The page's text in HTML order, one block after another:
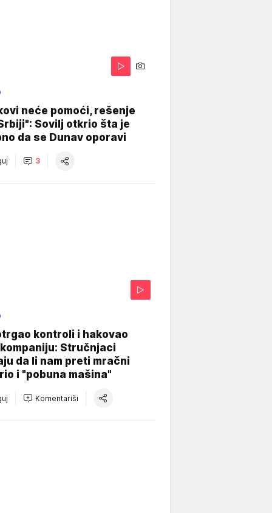
neće pomoći, rešenje
Sovilj otkrio šta je
da se Dunav oporavi
3
kontroli i hakovao
Stručnjaci
da li nam preti mračni
i "pobuna mašina"
Komentariši